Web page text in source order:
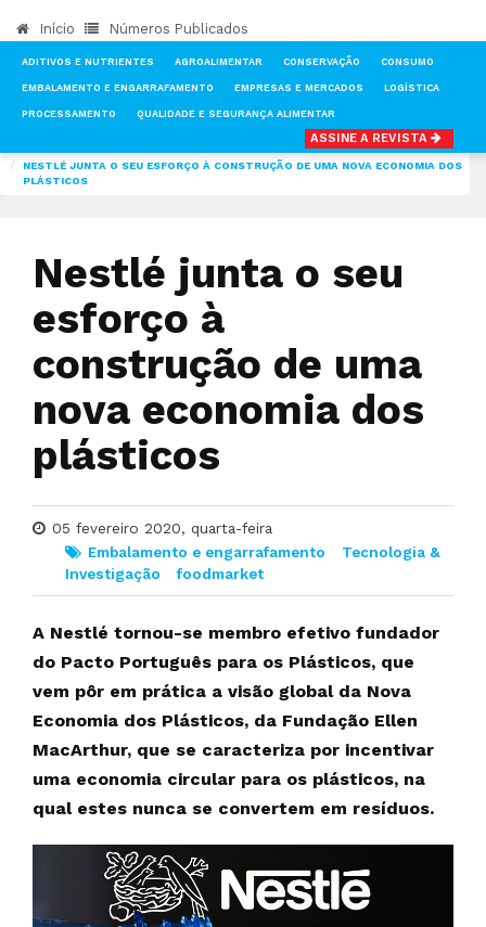
Início Números Publicados
ADITIVOS E NUTRIENTES AGROALIMENTAR CONSERVAÇÃO CONSUMO
EMBALAMENTO E ENGARRAFAMENTO EMPRESAS E MERCADOS LOGÍSTICA
PROCESSAMENTO QUALIDADE E SEGURANÇA ALIMENTAR
ASSINE A REVISTA
EMBALAMENTO E ENGARRAFAMENTO
NESTLÉ JUNTA O SEU ESFORÇO À CONSTRUÇÃO DE UMA NOVA ECONOMIA DOS
PLÁSTICOS
Nestlé junta o seu
esforço à
construção de uma
nova economia dos
plásticos
05 fevereiro 2020, quarta-feira
Embalamento e engarrafamento
Tecnologia &
Investigação
foodmarket
A Nestlé tornou-se membro efetivo fundador
do Pacto Português para os Plásticos, que
vem pôr em prática a visão global da Nova
Economia dos Plásticos, da Fundação Ellen
MacArthur, que se caracteriza por incentivar
uma economia circular para os plásticos, na
qual estes nunca se convertem em resíduos.